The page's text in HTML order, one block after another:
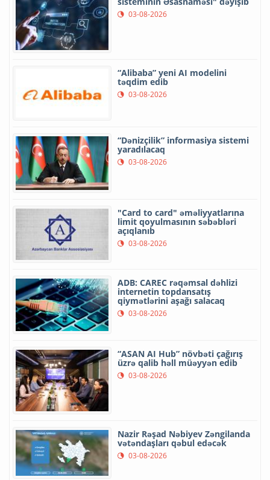
03-08-2026
“Alibaba” yeni AI modelini
təqdim edib
03-08-2026
“Dənizçilik” informasiya sistemi
yaradılacaq
03-08-2026
"Card to card" əməliyyatlarına
limit qoyulmasının səbəbləri
açıqlanıb
03-08-2026
ADB: CAREC rəqəmsal dəhlizi
internetin topdansatış
qiymətlərini aşağı salacaq
03-08-2026
“ASAN AI Hub” növbəti çağırış
üzrə qalib həll müəyyən edib
03-08-2026
Nazir Rəşad Nəbiyev Zəngilanda
vətəndaşları qəbul edəcək
03-08-2026